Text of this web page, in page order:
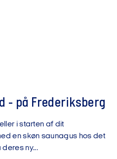
- på Frederiksberg
i starten af dit
en skøn saunagus hos det
ny...